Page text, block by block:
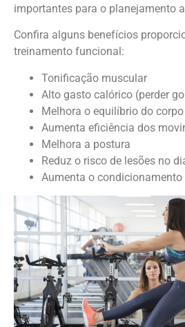
importantes para o planejamento
Confira alguns benefícios
treinamento funcional:
Tonificação muscular
Alto gasto calórico (perder
Melhora o equilíbrio do corpo
Aumenta eficiência dos
Melhora a postura
Reduz o risco de lesões no
Aumenta o